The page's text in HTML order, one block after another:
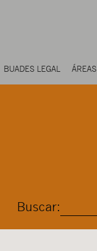
BUADES LEGAL ÁREAS
Buscar: